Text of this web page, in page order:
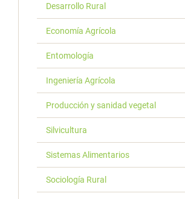
Desarrollo Rural
Economía Agrícola
Entomología
Ingeniería Agrícola
Producción y sanidad vegetal
Silvicultura
Sistemas Alimentarios
Sociología Rural